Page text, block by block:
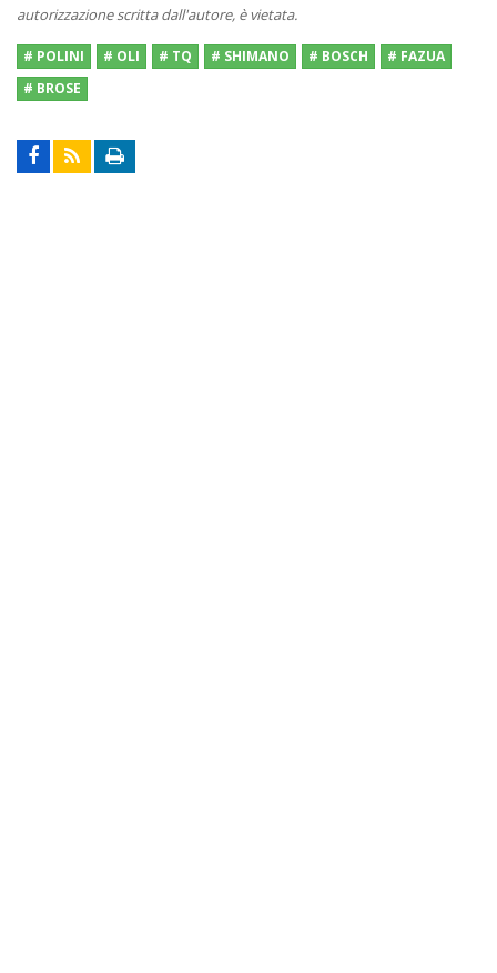
autorizzazione scritta dall'autore, è vietata.
# POLINI # OLI # TQ # SHIMANO # BOSCH
# FAZUA
# BROSE